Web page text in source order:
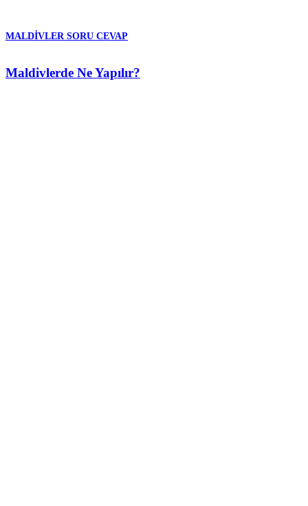
MALDIVLER SORU CEVAP
Maldivlerde Ne Yapılır?